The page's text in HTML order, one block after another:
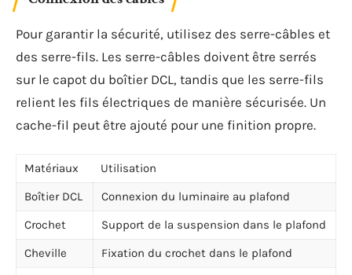
Pour garantir la sécurité, utilisez des serre-câbles et
des serre-fils. Les serre-câbles doivent être serrés
sur le capot du boîtier DCL, tandis que les serre-fils
relient les fils électriques de manière sécurisée. Un
cache-fil peut être ajouté pour une finition propre.
Matériaux
Utilisation
Boîtier DCL
Connexion du luminaire au plafond
Crochet
Support de la suspension dans le plafond
Cheville
Fixation du crochet dans le plafond